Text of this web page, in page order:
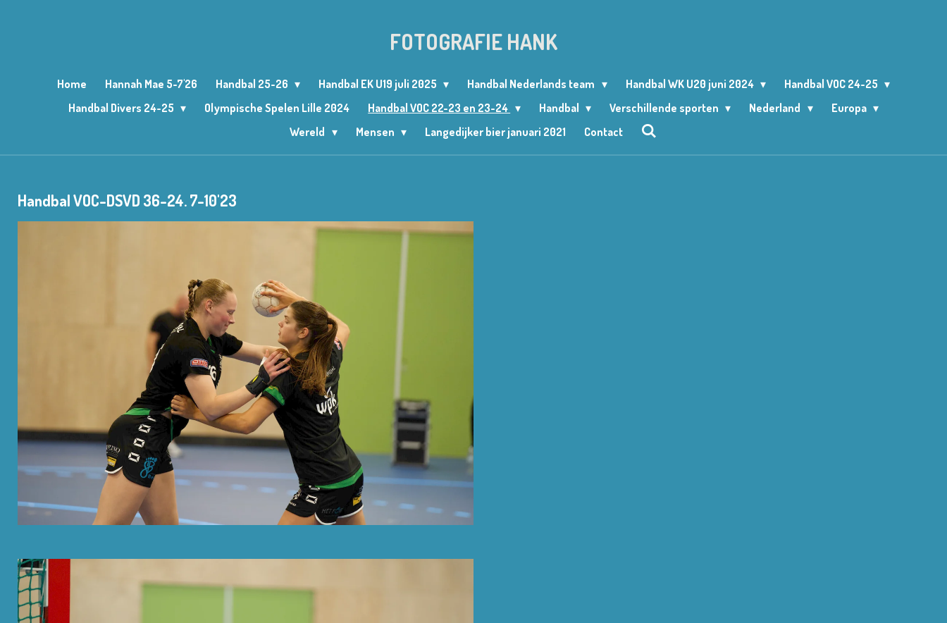
hoofdinhoud
FOTOGRAFIE HANK
Home Hannah Mae 5-7'26 Handbal 25-26 Handbal EK U19 juli 2025 Handbal Nederlands team Handbal WK U20 juni 2024
Handbal VOC 24-25
Handbal Divers 24-25
Olympische Spelen Lille 2024 Handbal VOC 22-23 en 23-24 Handbal Verschillende sporten Nederland
Europa
Wereld
Mensen Langedijker bier januari 2021 Contact
Handbal VOC-DSVD 36-24. 7-10'23